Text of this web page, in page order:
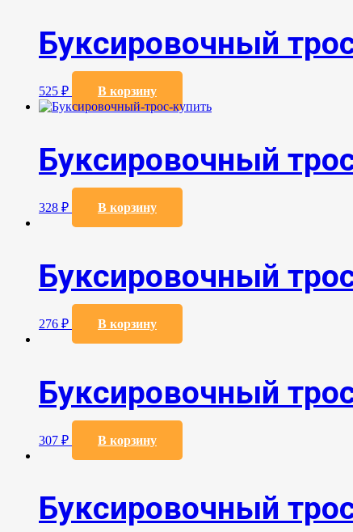
Буксировочный
525 ₽ В корзину
Буксировочный
328 ₽ В корзину
Буксировочный
276 ₽ В корзину
Буксировочный
307 ₽ В корзину
Буксировочный